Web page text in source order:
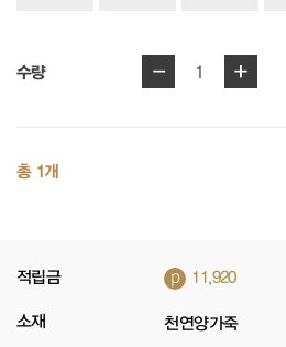
수량 - 1 +
총 1개
적립금 p 11,920
소재 천연양가죽